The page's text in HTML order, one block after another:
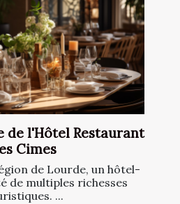
de l'Hôtel Restaurant
Cimes
de Lourde, un hôtel-
de multiples richesses
...